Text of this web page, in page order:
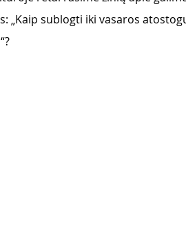
„Kaip sublogti iki vasaros